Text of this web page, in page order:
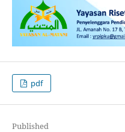
pdf
Published